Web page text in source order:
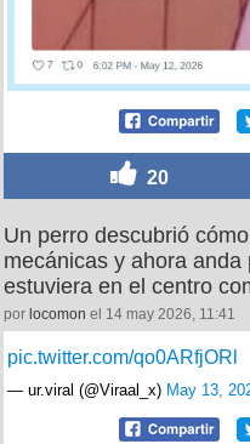
20
Un perro descubrió
mecánicas y ahora
estuviera en el centro
por locomon el 14 may 2026, 11:41
pic.twitter.com/qo0ARfjORl
— ur.viral (@Viraal_x) May 13,